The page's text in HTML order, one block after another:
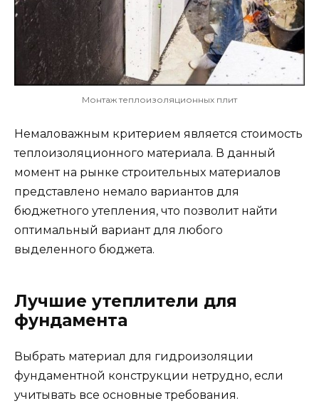
Монтаж теплоизоляционных плит
Немаловажным критерием является стоимость
теплоизоляционного материала. В данный
момент на рынке строительных материалов
представлено немало вариантов для
бюджетного утепления, что позволит найти
оптимальный вариант для любого
выделенного бюджета.
Лучшие утеплители для
фундамента
Выбрать материал для гидроизоляции
фундаментной конструкции нетрудно, если
учитывать все основные требования.